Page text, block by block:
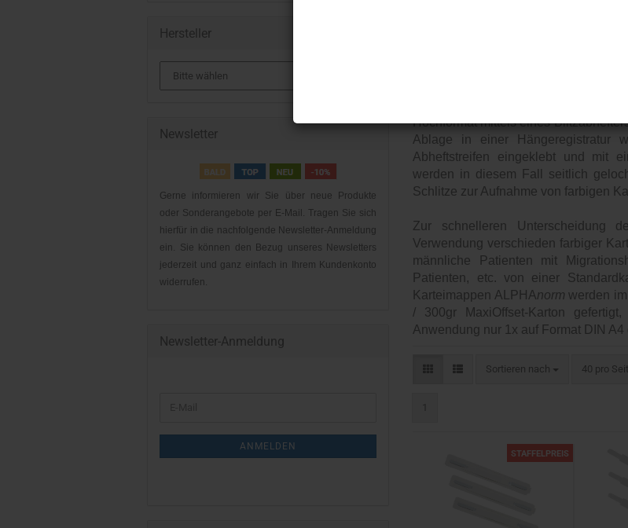
die leicht überformatige
Dokumentation im Format DIN A4
als Steh- oder Hängekartei. Als
Hochformat mittels eines
Ablage in einer Hängeregistratur
Abheftstreifen eingeklebt und mit
werden in diesem Fall seitlich
Schlitze zur Aufnahme von farbigen
Zur schnelleren Unterscheidung
Verwendung verschieden farbiger
männliche Patienten mit
Patienten, etc. von einer
Karteimappen ALPHAnorm werden
/ 300gr MaxiOffset-Karton
Anwendung nur 1x auf Format DIN
Sortieren nach
Sortieren nach 40 pro
pro Seite
STAFFELPREIS
Hersteller
Newsletter
Gerne informieren wir Sie über neue Produkte
oder Sonderangebote per E-Mail. Tragen Sie sich
hierfür in die nachfolgende Newsletter-Anmeldung
ein. Sie können den Bezug unseres Newsletters
jederzeit und ganz einfach in Ihrem Kundenkonto
widerrufen.
Newsletter-Anmeldung
NEWSLETTER-
ANMELDEN